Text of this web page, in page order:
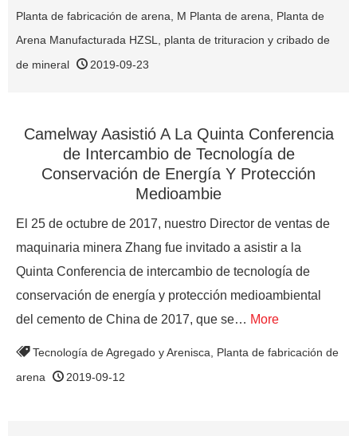
Planta de fabricación de arena
M Planta de arena
Planta de
Arena Manufacturada HZSL
planta de trituracion y cribado de
de mineral
2019-09-23
Camelway Aasistió A La Quinta Conferencia
de Intercambio de Tecnología de
Conservación de Energía Y Protección
Medioambie
El 25 de octubre de 2017, nuestro Director de ventas de
maquinaria minera Zhang fue invitado a asistir a la
Quinta Conferencia de intercambio de tecnología de
conservación de energía y protección medioambiental
del cemento de China de 2017, que se… More
Tecnología de Agregado y Arenisca
Planta de fabricación de
arena
2019-09-12